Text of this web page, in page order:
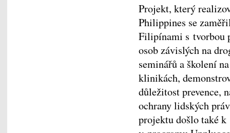
Projekt, který
Philippines se
Filipínami s tvorbou
osob závislých na
seminářů a školení
klinikách,
důležitost prevence,
ochrany lidských
projektu došlo také